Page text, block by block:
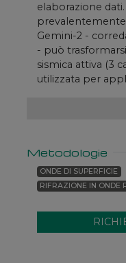
elaborazione
prevalentemente
Gemini-2 -
- può
sismica attiva (3
utilizzata per
Metodologie
ONDE DI SUPERFICIE
RIFRAZIONE IN ONDE